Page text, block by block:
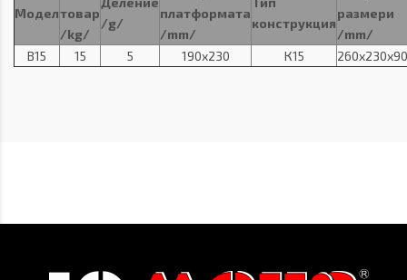
Моделтовар
/kg/
/g/
платформата
/mm/
конструкция
размери
/mm/
В15
15 5 190х230 К15 260х230х90